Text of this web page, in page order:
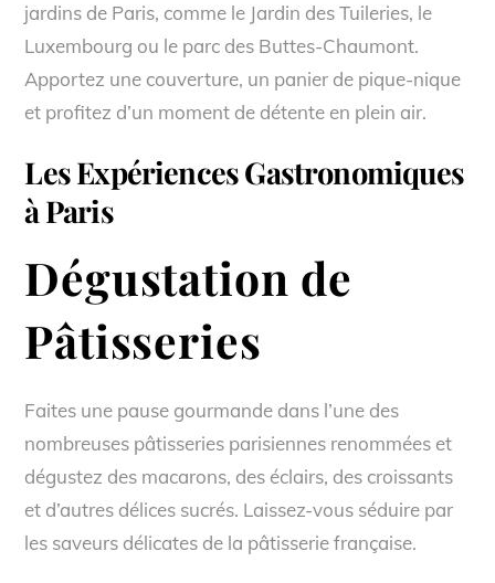
jardins de Paris, comme le Jardin des Tuileries, le
Luxembourg ou le parc des Buttes-Chaumont.
Apportez une couverture, un panier de pique-nique
et profitez d’un moment de détente en plein air.
Les Expériences Gastronomiques
à Paris
Dégustation de
Pâtisseries
Faites une pause gourmande dans l’une des
nombreuses pâtisseries parisiennes renommées et
dégustez des macarons, des éclairs, des croissants
et d’autres délices sucrés. Laissez-vous séduire par
les saveurs délicates de la pâtisserie française.